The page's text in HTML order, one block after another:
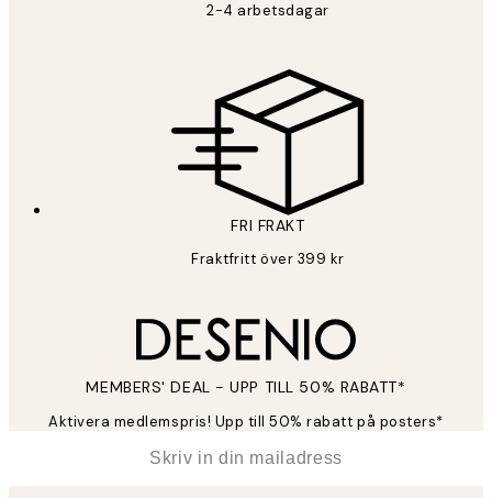
2-4 arbetsdagar
FRI FRAKT
Fraktfritt över 399 kr
MEMBERS' DEAL - UPP TILL 50% RABATT*
Aktivera medlemspris! Upp till 50% rabatt på posters*